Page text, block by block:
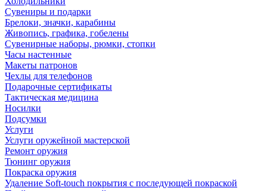
Сувениры и подарки
Брелоки, значки, карабины
Живопись, графика, гобелены
Сувенирные наборы, рюмки, стопки
Часы настенные
Макеты патронов
Чехлы для телефонов
Подарочные сертификаты
Тактическая медицина
Носилки
Подсумки
Услуги
Услуги оружейной мастерской
Ремонт оружия
Тюнинг оружия
Покраска оружия
Удаление Soft-touch покрытия с последующей покраской